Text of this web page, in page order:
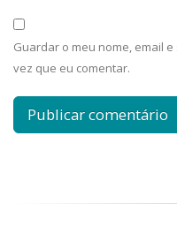
Guardar o meu nome, email
vez que eu comentar.